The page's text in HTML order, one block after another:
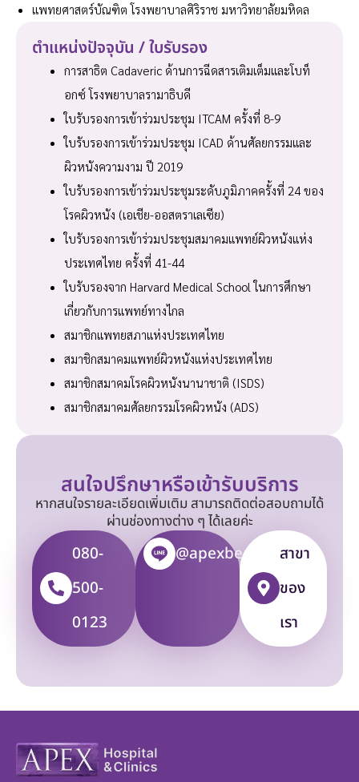
แพทยศาสตร์บัณฑิต โรงพยาบาลศิริราช มหาวิทยาลัยมหิดล
ตำแหน่งปัจจุบัน / ใบรับรอง
การสาธิต Cadaveric ด้านการฉีดสารเติมเต็มและโบท็
อกซ์ โรงพยาบาลรามาธิบดี
ใบรับรองการเข้าร่วมประชุม ITCAM ครั้งที่ 8-9
ใบรับรองการเข้าร่วมประชุม ICAD ด้านศัลยกรรมและ
ผิวหนังความงาม ปี 2019
ใบรับรองการเข้าร่วมประชุมระดับภูมิภาคครั้งที่ 24 ของ
โรคผิวหนัง (เอเชีย-ออสตราเลเซีย)
ใบรับรองการเข้าร่วมประชุมสมาคมแพทย์ผิวหนังแห่ง
ประเทศไทย ครั้งที่ 41-44
ใบรับรองจาก Harvard Medical School ในการศึกษา
เกี่ยวกับการแพทย์ทางไกล
สมาชิกแพทยสภาแห่งประเทศไทย
สมาชิกสมาคมแพทย์ผิวหนังแห่งประเทศไทย
สมาชิกสมาคมโรคผิวหนังนานาชาติ (ISDS)
สมาชิกสมาคมศัลยกรรมโรคผิวหนัง (ADS)
สนใจปรึกษาหรือเข้ารับบริการ
หากสนใจรายละเอียดเพิ่มเติม สามารถติดต่อสอบถามได้
ผ่านช่องทางต่าง ๆ ได้เลยค่ะ
080-
500-
0123
@apexbeauty
สาขา
ของ
เรา